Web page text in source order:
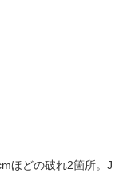
ほどの破れ2箇所。J